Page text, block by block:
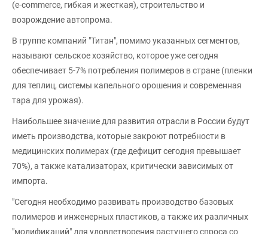
(e-commerce, гибкая и жесткая), строительство и
возрождение автопрома.
В группе компаний "Титан", помимо указанных сегментов,
называют сельское хозяйство, которое уже сегодня
обеспечивает 5-7% потребления полимеров в стране (пленки
для теплиц, системы капельного орошения и современная
тара для урожая).
Наибольшее значение для развития отрасли в России будут
иметь производства, которые закроют потребности в
медицинских полимерах (где дефицит сегодня превышает
70%), а также катализаторах, критически зависимых от
импорта.
"Сегодня необходимо развивать производство базовых
полимеров и инженерных пластиков, а также их различных
"модификаций" для удовлетворения растущего спроса со